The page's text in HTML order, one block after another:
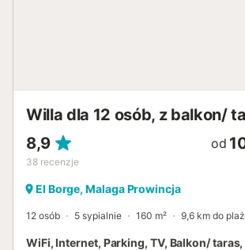
Willa dla 12 osób, z balkon/
8,9
38 recenzje
od
El Borge, Malaga Prowincja
12 osób 5 sypialnie 160 m² 9,6 km do
WiFi, Internet, Parking, TV, Balkon/